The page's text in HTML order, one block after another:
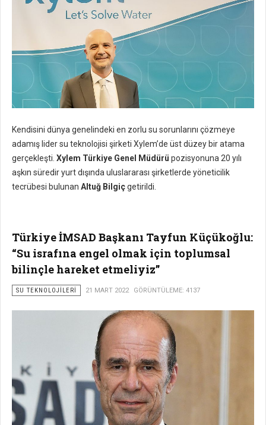
Kendisini dünya genelindeki en zorlu su sorunlarını çözmeye
adamış lider su teknolojisi şirketi Xylem’de üst düzey bir atama
gerçekleşti. Xylem Türkiye Genel Müdürü pozisyonuna 20 yılı
aşkın süredir yurt dışında uluslararası şirketlerde yöneticilik
tecrübesi bulunan Altuğ Bilgiçgetirildi.
Türkiye İMSAD Başkanı Tayfun Küçükoğlu:
“Su israfına engel olmak için toplumsal
bilinçle hareket etmeliyiz”
SU TEKNOLOJILERI 21 MART 2022 GÖRÜNTÜLEME: 4137